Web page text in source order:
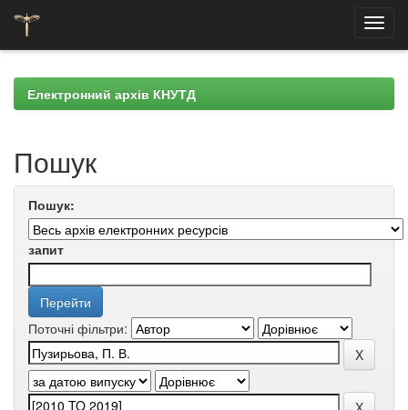
navigationЕлектронний архів КНУТД
Пошук
Пошук:
запит
Поточні фільтри: